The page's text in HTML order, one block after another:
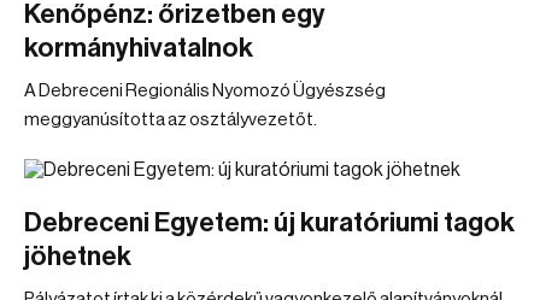
Kenőpénz: őrizetben egy
kormányhivatalnok
A Debreceni Regionális Nyomozó Ügyészség
meggyanúsította az osztályvezetőt.
Debreceni Egyetem: új kuratóriumi tagok
jöhetnek